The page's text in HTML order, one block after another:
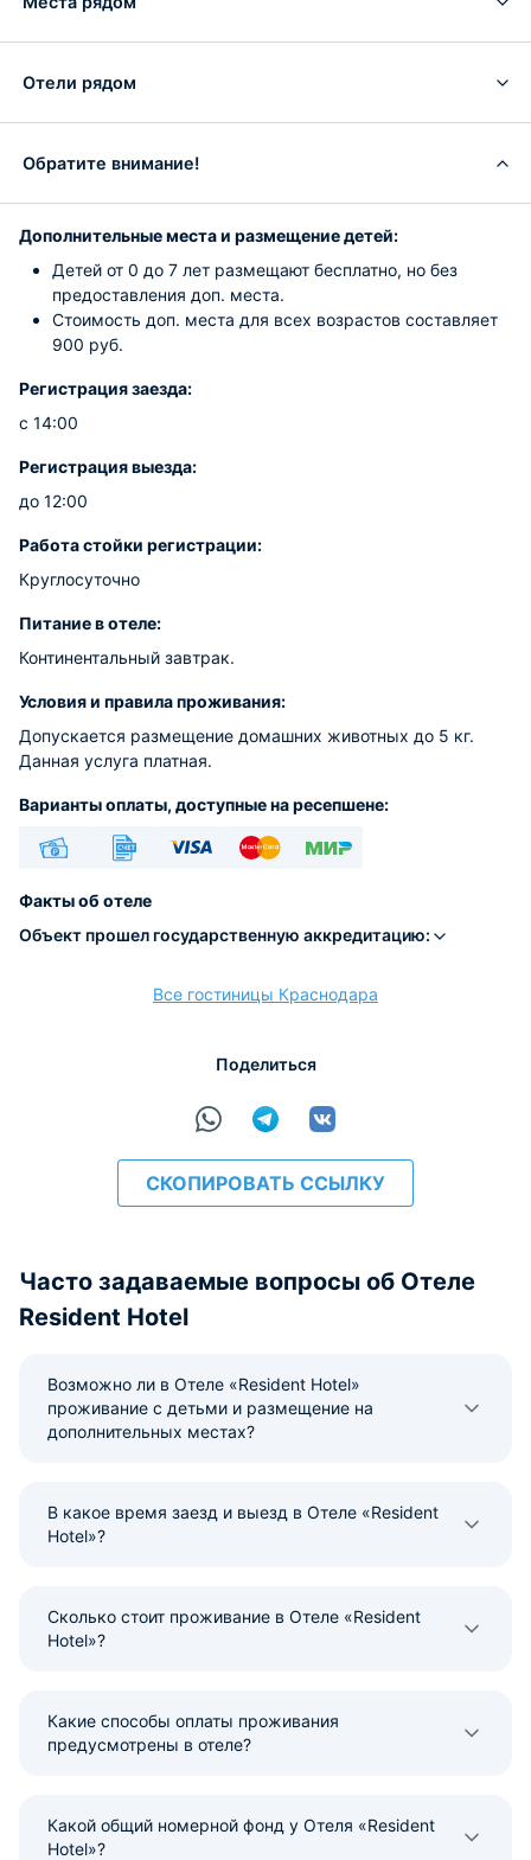
Отели рядом
Обратите внимание!
Дополнительные места и размещение детей:
Детей от 0 до 7 лет размещают бесплатно, но без
предоставления доп. места.
Стоимость доп. места для всех возрастов составляет
900 руб.
Регистрация заезда:
с 14:00
Регистрация выезда:
до 12:00
Работа стойки регистрации:
Круглосуточно
Питание в отеле:
Континентальный завтрак.
Условия и правила проживания:
Допускается размещение домашних животных до 5 кг.
Данная услуга платная.
Варианты оплаты, доступные на ресепшене:
Факты об отеле
Объект прошел государственную аккредитацию:
Все гостиницы Краснодара
Поделиться
СКОПИРОВАТЬ ССЫЛКУ
Часто задаваемые вопросы об Отеле
Resident Hotel
Возможно ли в Отеле «Resident Hotel»
проживание с детьми и размещение на
дополнительных местах?
В какое время заезд и выезд в Отеле «Resident
Hotel»?
Сколько стоит проживание в Отеле «Resident
Hotel»?
Какие способы оплаты проживания
предусмотрены в отеле?
Какой общий номерной фонд у Отеля «Resident
Hotel»?